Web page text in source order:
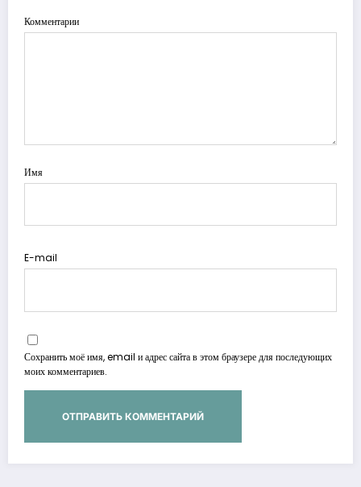
Комментарии
Имя
E-mail
Сохранить моё имя, email и адрес сайта в этом браузере для последующих
моих комментариев.